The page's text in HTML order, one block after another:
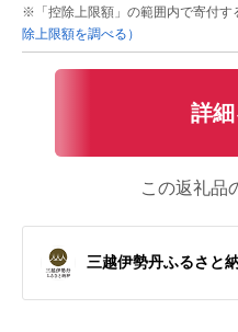
※「控除上限額」の範囲内で寄付す
除上限額を調べる）
詳
この返礼品
三越伊勢丹ふるさと